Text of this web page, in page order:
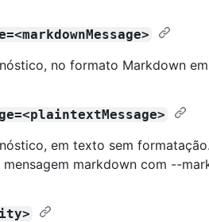
no formato Markdown
em texto sem
mensagem markdown com --